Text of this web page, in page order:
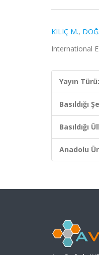
KILIÇ M.,
International
Yayın Türü:
Basıldığı
Basıldığı
Anadolu